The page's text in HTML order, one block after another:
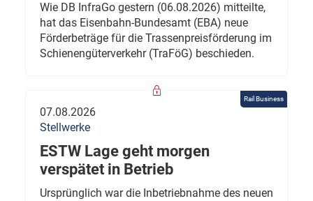
Wie DB InfraGo gestern (06.08.2026) mitteilte,
hat das Eisenbahn-Bundesamt (EBA) neue
Förderbeträge für die Trassenpreisförderung im
Schienengüterverkehr (TraFöG) beschieden.
Rail Business
07.08.2026
Stellwerke
ESTW Lage geht morgen
verspätet in Betrieb
Ursprünglich war die Inbetriebnahme des neuen